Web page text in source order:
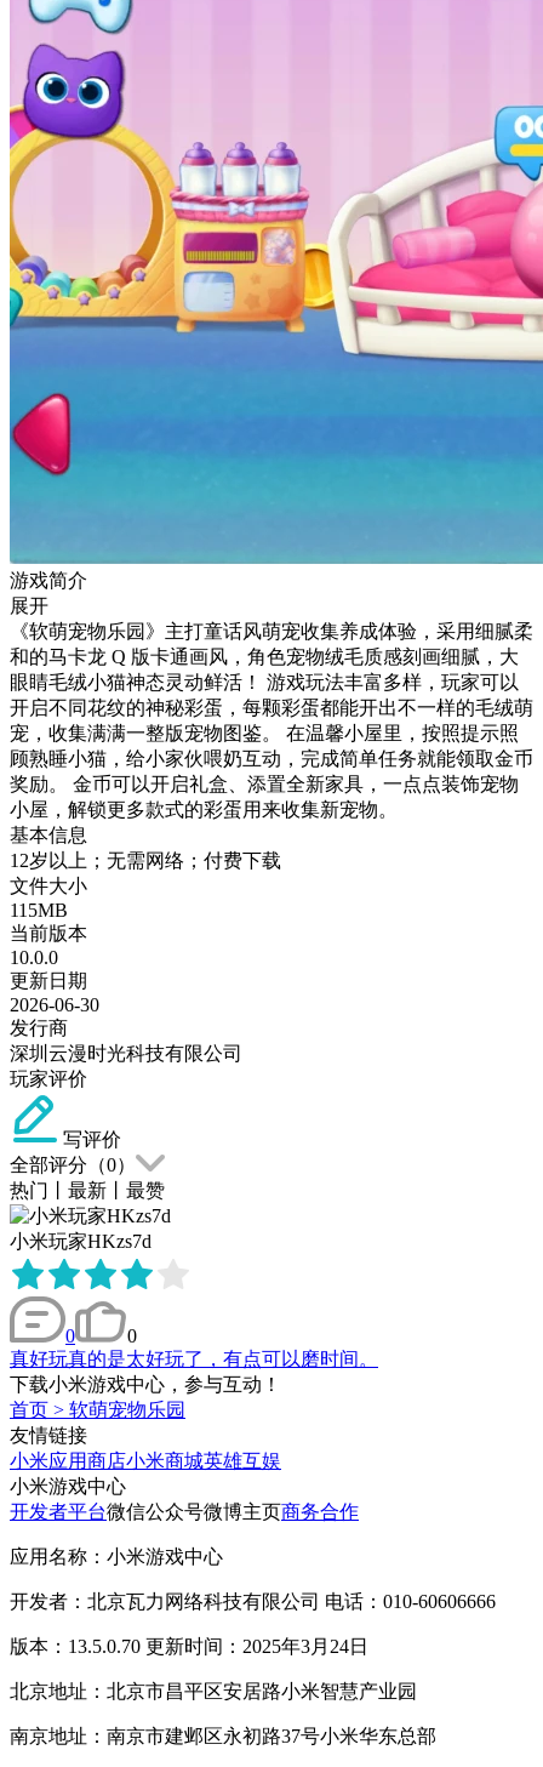
游戏简介
展开
《软萌宠物乐园》主打童话风萌宠收集养成体验，采用细腻柔
和的马卡龙 Q 版卡通画风，角色宠物绒毛质感刻画细腻，大
眼睛毛绒小猫神态灵动鲜活！ 游戏玩法丰富多样，玩家可以
开启不同花纹的神秘彩蛋，每颗彩蛋都能开出不一样的毛绒萌
宠，收集满满一整版宠物图鉴。 在温馨小屋里，按照提示照
顾熟睡小猫，给小家伙喂奶互动，完成简单任务就能领取金币
奖励。 金币可以开启礼盒、添置全新家具，一点点装饰宠物
小屋，解锁更多款式的彩蛋用来收集新宠物。
基本信息
12岁以上；无需网络；付费下载
文件大小
115MB
当前版本
10.0.0
更新日期
2026-06-30
发行商
深圳云漫时光科技有限公司
玩家评价
写评价
全部评分（0）
热门
最新 最赞
小米玩家HKzs7d
0
0
真好玩真的是太好玩了，有点可以磨时间。
下载小米游戏中心，参与互动！
首页 > 软萌宠物乐园
友情链接
小米应用商店小米商城英雄互娱
小米游戏中心
开发者平台微信公众号微博主页商务合作
应用名称：小米游戏中心
开发者：北京瓦力网络科技有限公司 电话：010-60606666
版本：13.5.0.70 更新时间：2025年3月24日
北京地址：北京市昌平区安居路小米智慧产业园
南京地址：南京市建邺区永初路37号小米华东总部